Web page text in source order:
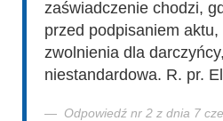
zaświadczenie chodzi,
przed podpisaniem
zwolnienia dla
niestandardowa. R. pr.
Odpowiedź nr 2 z dnia 7